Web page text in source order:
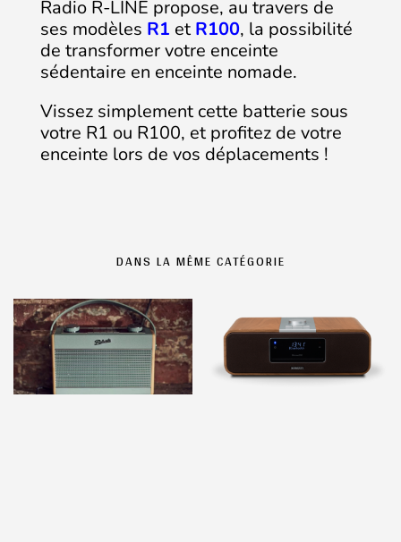
Radio R-LINE propose, au travers de
ses modèles R1 et R100, la possibilité
de transformer votre enceinte
sédentaire en enceinte nomade.
Vissez simplement cette batterie sous
votre R1 ou R100, et profitez de votre
enceinte lors de vos déplacements !
DANS LA MÊME CATÉGORIE